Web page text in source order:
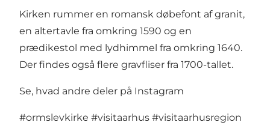
Kirken rummer en romansk døbefont af granit,
en altertavle fra omkring 1590 og en
prædikestol med lydhimmel fra omkring 1640.
Der findes også flere gravfliser fra 1700-tallet.
Se, hvad andre deler på Instagram
#ormslevkirke #visitaarhus #visitaarhusregion